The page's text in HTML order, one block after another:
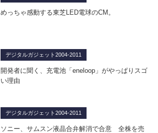
めっちゃ感動する東芝LED電球のCM。
デジタルガジェット2004-2011
開発者に聞く、充電池「eneloop」がやっぱりスゴ
い理由
デジタルガジェット2004-2011
ソニー、サムスン液晶合弁解消で合意 全株を売